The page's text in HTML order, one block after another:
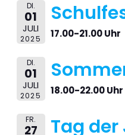
DI.
01
JULI
2025 17.00-21.00 Uhr
DI.
01
JULI
2025 18.00-22.00 Uhr
FR.
27
Tag